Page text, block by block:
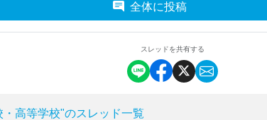
全体に投稿
スレッドを共有する
・高等学校"のスレッド一覧